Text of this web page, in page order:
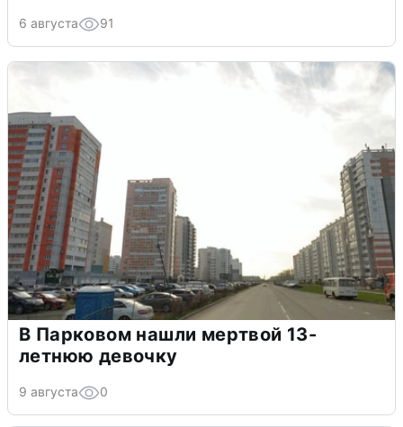
6 августа 91
В Парковом нашли мертвой 13-
летнюю девочку
9 августа 0